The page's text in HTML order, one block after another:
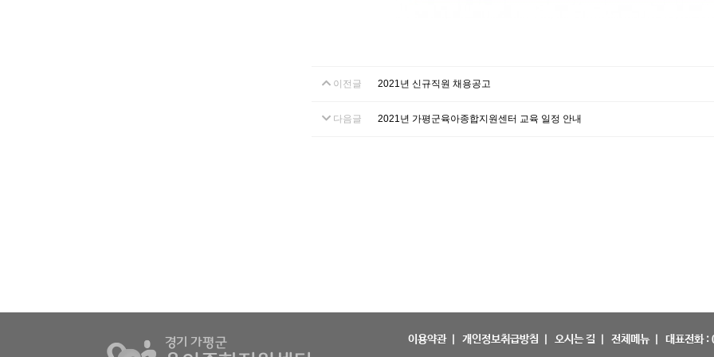
이전글 2021년 신규직원 채용공고
다음글 2021년 가평군육아종합지원센터 교육 일정 안내
이용약관 개인정보취급방침 오시는 길 전체메뉴 대표전화